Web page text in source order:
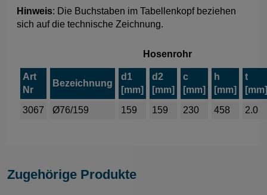
Hinweis: Die Buchstaben im Tabellenkopf beziehen
sich auf die technische Zeichnung.
Hosenrohr
Art
Nr
Bezeichnung
d1
[mm]
d2
[mm]
c
[mm]
h
[mm]
t
[mm]
3067
Ø76/159 159 159 230 458 2.0
Zugehörige Produkte